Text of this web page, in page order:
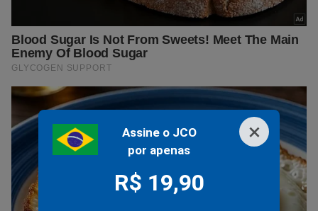
×
Assine o JCO
por apenas
R$ 19,90